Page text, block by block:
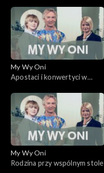
My Wy Oni
Apostaci i konwertyci w
My Wy Oni
Rodzina przy wspólnym stole